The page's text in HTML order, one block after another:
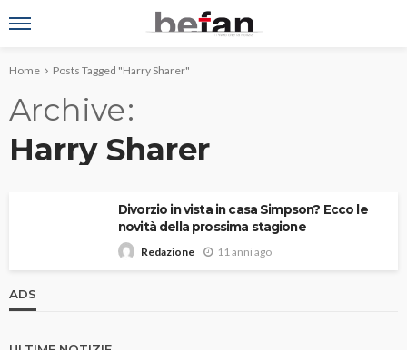
Home Posts Tagged "Harry Sharer"
Archive
Harry Sharer
Divorzio in vista in casa Simpson? Ecco le
novità della prossima stagione
Redazione 11 anni ago
ADS